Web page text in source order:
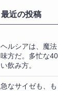
最近の投稿
ヘルシアは、魔
味方だ。多忙な
い飲み方。
急なサイゼも、